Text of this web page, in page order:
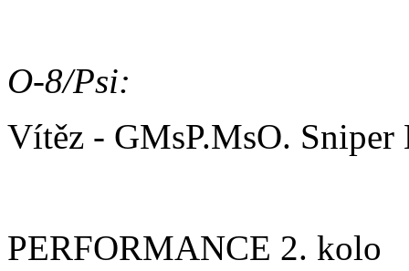
O-8/Psi:
Vítěz - GMsP.MsO.
PERFORMANCE 2. kolo